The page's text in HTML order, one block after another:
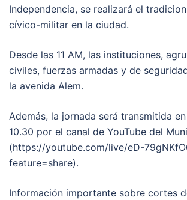
Independencia, se realizará el
cívico-militar en la ciudad.
Desde las 11 AM, las instituciones,
civiles, fuerzas armadas y de
la avenida Alem.
Además, la jornada será transmitida
10.30 por el canal de YouTube del
(https://youtube.com/live/eD-
feature=share).
Información importante sobre cortes